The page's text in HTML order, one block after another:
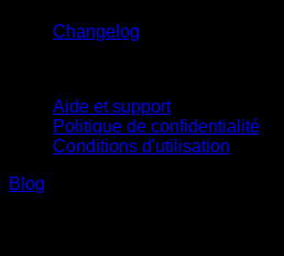
Changelog
Aide et support
Politique de confidentialité
Conditions d'utilisation
Blog